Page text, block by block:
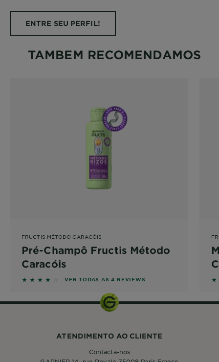
ENTRE SEU PERFIL!
TAMBEM RECOMENDAMOS
FRUCTIS MÉTODO CARACÓIS
Pré-Champô Fructis Método
Caracóis
4 out of 5 stars based on reviews
VER TODAS AS 4 REVIEWS 5
ATENDIMENTO AO CLIENTE
Contacta-nos